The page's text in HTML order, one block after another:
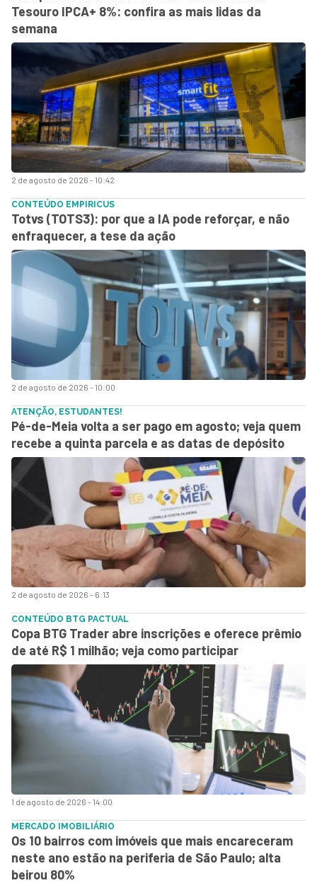
2 de agosto de 2026 - 10:42
Tesouro IPCA+ 8%: confira as mais lidas da
semana
2 de agosto de 2026 - 10:00
CONTEÚDO EMPIRICUS
Totvs (TOTS3): por que a IA pode reforçar, e não
enfraquecer, a tese da ação
2 de agosto de 2026 - 6:13
ATENÇÃO, ESTUDANTES!
Pé-de-Meia volta a ser pago em agosto; veja quem
recebe a quinta parcela e as datas de depósito
1 de agosto de 2026 - 14:00
CONTEÚDO BTG PACTUAL
Copa BTG Trader abre inscrições e oferece prêmio
de até R$ 1 milhão; veja como participar
MERCADO IMOBILIÁRIO
Os 10 bairros com imóveis que mais encareceram
neste ano estão na periferia de São Paulo; alta
beirou 80%